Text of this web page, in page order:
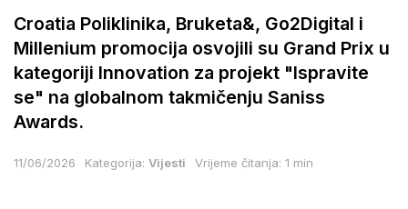
Croatia Poliklinika, Bruketa&, Go2Digital i
Millenium promocija osvojili su Grand Prix u
kategoriji Innovation za projekt "Ispravite
se" na globalnom takmičenju Saniss
Awards.
11/06/2026 Kategorija: Vijesti Vrijeme čitanja: 1 min